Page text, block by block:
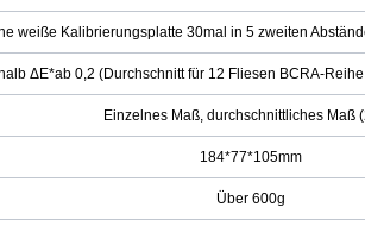
weiße Kalibrierungsplatte 30mal in 5 zweiten
ΔE*ab 0,2 (Durchschnitt für 12 Fliesen BCRA-
Einzelnes Maß, durchschnittliches Maß
184*77*105mm
Über 600g